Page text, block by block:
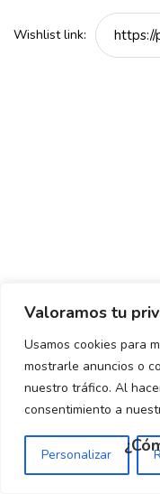
Valoramos tu
Usamos cookies para
mostrarle anuncios o
nuestro tráfico. Al
consentimiento a
Personalizar
Wishlist link: